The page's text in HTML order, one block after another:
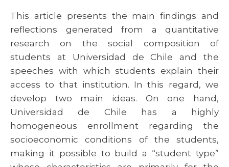
This article presents the main findings and
reflections generated from a quantitative
research on the social composition of
students at Universidad de Chile and the
speeches with which students explain their
access to that institution. In this regard, we
develop two main ideas. On one hand,
Universidad de Chile has a highly
homogeneous enrollment regarding the
socioeconomic conditions of the students,
making it possible to build a “student type”